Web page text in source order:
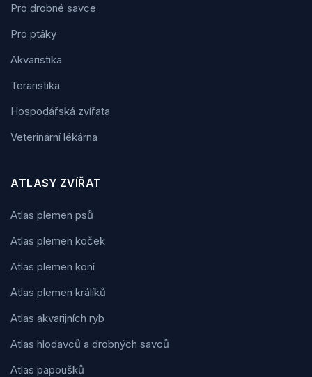
Pro drobné savce
Pro ptáky
Akvaristika
Teraristika
Hospodářská zvířata
Veterinární lékárna
ATLASY ZVÍŘAT
Atlas plemen psů
Atlas plemen koček
Atlas plemen koní
Atlas plemen králíků
Atlas akvarijních ryb
Atlas hlodavců a drobných savců
Atlas papoušků